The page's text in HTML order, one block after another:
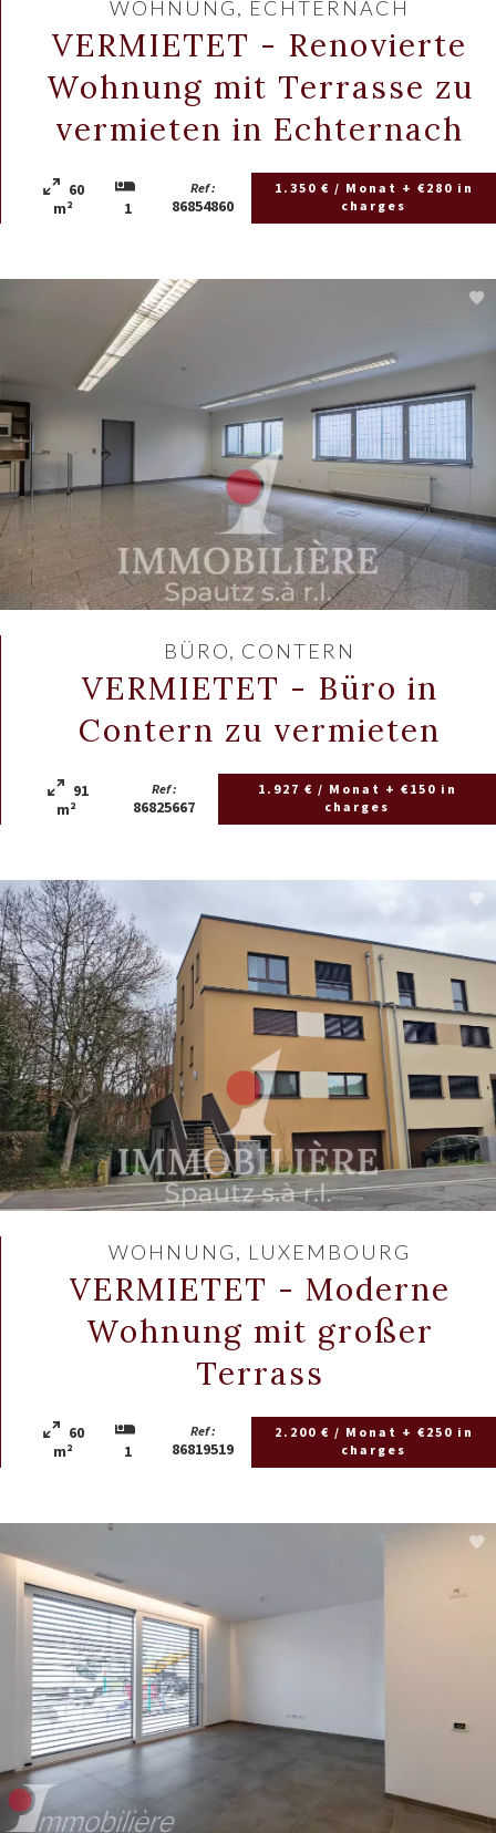
WOHNUNG, ECHTERNACH
VERMIETET - Renovierte
Wohnung mit Terrasse zu
vermieten in Echternach
60
m²
1
Ref :
86854860
1.350 € / Monat + €280 in
charges
BÜRO, CONTERN
VERMIETET - Büro in
Contern zu vermieten
91
m²
Ref :
86825667
1.927 € / Monat + €150 in
charges
WOHNUNG, LUXEMBOURG
VERMIETET - Moderne
Wohnung mit großer
Terrass
60
m²
1
Ref :
86819519
2.200 € / Monat + €250 in
charges